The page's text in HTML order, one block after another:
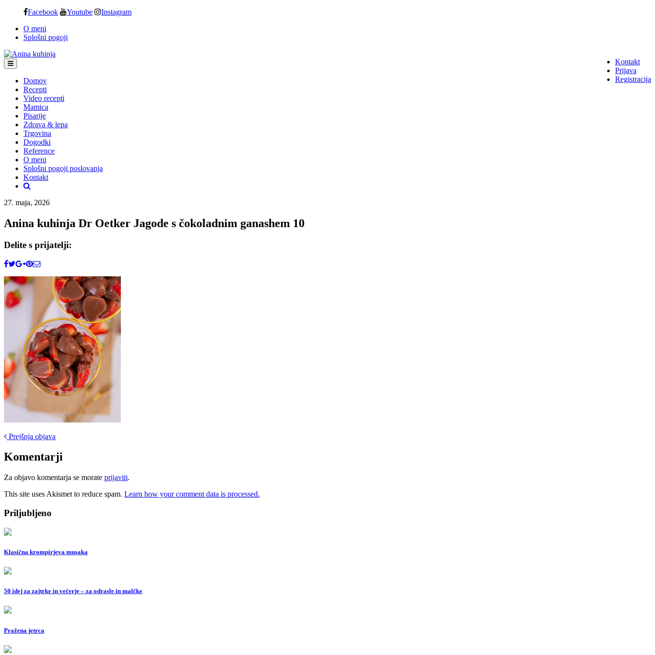
content
Facebook Youtube Instagram
O meni
Splošni pogoji
Kontakt
Prijava
Registracija
Domov
Recepti
Video recepti
Mamica
Pisarije
Zdrava & lepa
Trgovina
Dogodki
Reference
O meni
Splošni pogoji poslovanja
Kontakt
27. maja, 2026
Anina kuhinja Dr Oetker Jagode s čokoladnim ganashem 10
Delite s prijatelji:
Post
navigation
Prejšnja objava
Komentarji
Za objavo komentarja se morate prijaviti.
This site uses Akismet to reduce spam. Learn how your comment data is processed.
Priljubljeno
Klasična krompirjeva musaka
50 idej za zajtrke in večerje – za odrasle in malčke
Pražena jetrca